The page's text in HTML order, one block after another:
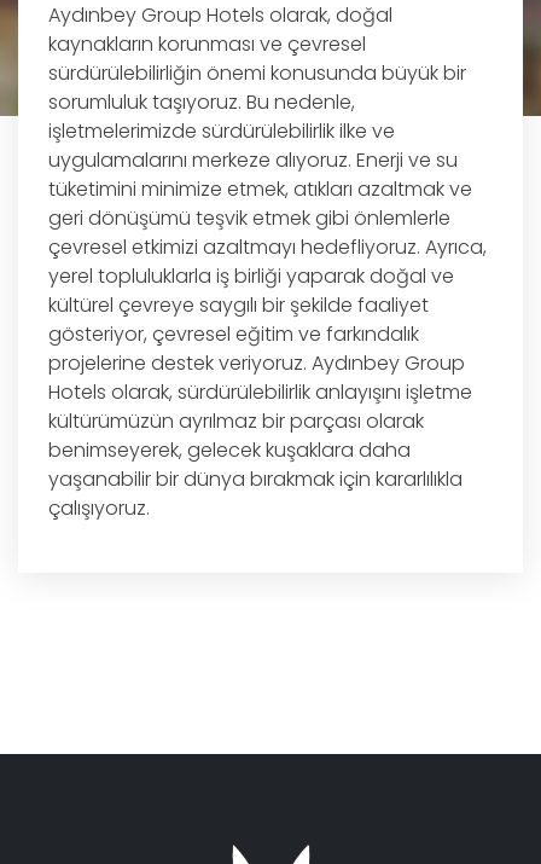
Aydınbey Group Hotels olarak, doğal
kaynakların korunması ve çevresel
sürdürülebilirliğin önemi konusunda büyük bir
sorumluluk taşıyoruz. Bu nedenle,
işletmelerimizde sürdürülebilirlik ilke ve
uygulamalarını merkeze alıyoruz. Enerji ve su
tüketimini minimize etmek, atıkları azaltmak ve
geri dönüşümü teşvik etmek gibi önlemlerle
çevresel etkimizi azaltmayı hedefliyoruz. Ayrıca,
yerel topluluklarla iş birliği yaparak doğal ve
kültürel çevreye saygılı bir şekilde faaliyet
gösteriyor, çevresel eğitim ve farkındalık
projelerine destek veriyoruz. Aydınbey Group
Hotels olarak, sürdürülebilirlik anlayışını işletme
kültürümüzün ayrılmaz bir parçası olarak
benimseyerek, gelecek kuşaklara daha
yaşanabilir bir dünya bırakmak için kararlılıkla
çalışıyoruz.